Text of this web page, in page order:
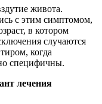
живота.
с этим симптомом,
в котором
случаются
когда
специфичны.
лечения